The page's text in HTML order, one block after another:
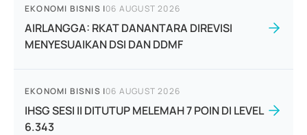
EKONOMI BISNIS |06 AUGUST 2026
AIRLANGGA: RKAT DANANTARA DIREVISI
MENYESUAIKAN DSI DAN DDMF
EKONOMI BISNIS |06 AUGUST 2026
IHSG SESI II DITUTUP MELEMAH 7 POIN DI LEVEL
6.343